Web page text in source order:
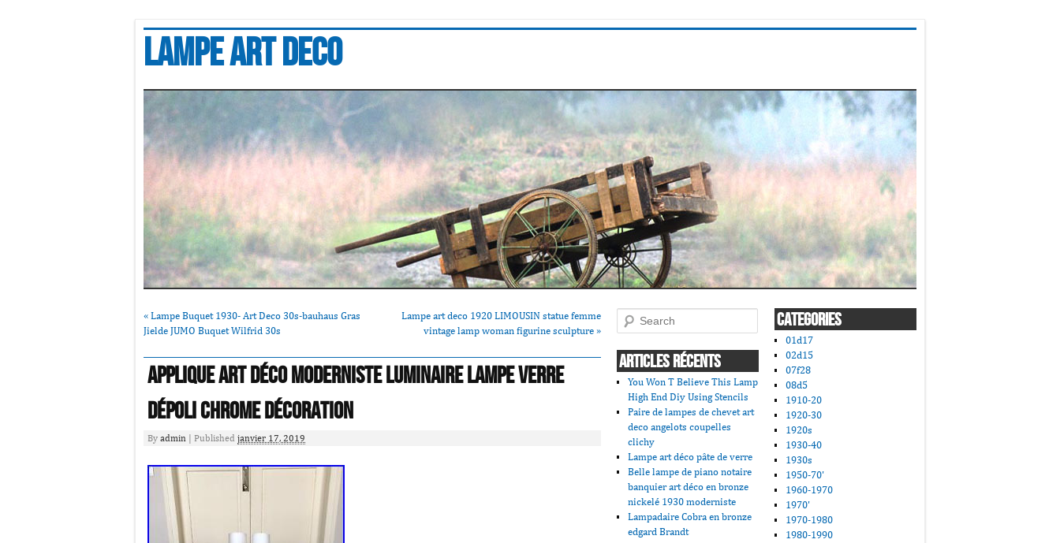
Lampe art deco
« Lampe Buquet 1930- Art Deco 30s-bauhaus Gras
Jielde JUMO Buquet Wilfrid 30s
Lampe art deco 1920 LIMOUSIN statue femme
vintage lamp woman figurine sculpture »
Applique Art Déco moderniste Luminaire Lampe verre
dépoli Chrome Décoration
By admin Published janvier 17, 2019
Search
ARTICLES RÉCENTS
You Won T Believe This Lamp
High End Diy Using Stencils
Paire de lampes de chevet art
deco angelots coupelles
clichy
Lampe art déco pâte de verre
Belle lampe de piano notaire
banquier art déco en bronze
nickelé 1930 moderniste
Lampadaire Cobra en bronze
edgard Brandt
CATEGORIES
01d17
02d15
07f28
08d5
1910-20
1920-30
1920s
1930-40
1930s
1950-70'
1960-1970
1970'
1970-1980
1980-1990